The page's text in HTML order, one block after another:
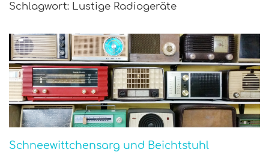
Schlagwort: Lustige Radiogeräte
Schneewittchensarg und Beichtstuhl